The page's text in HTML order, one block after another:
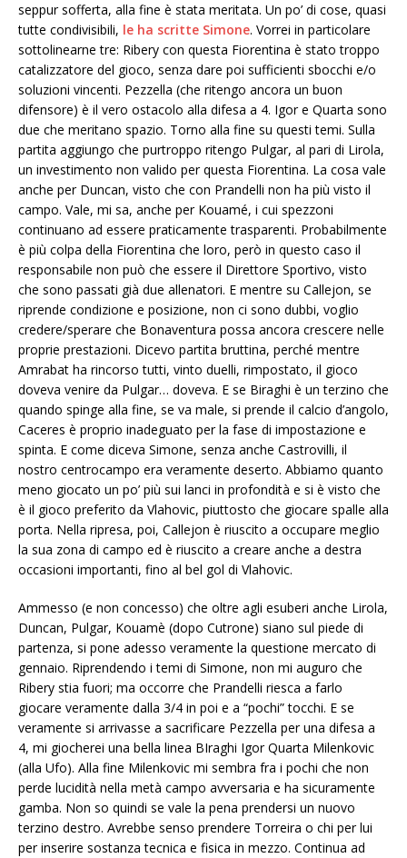
seppur sofferta, alla fine è stata meritata. Un po’ di cose, quasi
tutte condivisibili, le ha scritte Simone. Vorrei in particolare
sottolinearne tre: Ribery con questa Fiorentina è stato troppo
catalizzatore del gioco, senza dare poi sufficienti sbocchi e/o
soluzioni vincenti. Pezzella (che ritengo ancora un buon
difensore) è il vero ostacolo alla difesa a 4. Igor e Quarta sono
due che meritano spazio. Torno alla fine su questi temi. Sulla
partita aggiungo che purtroppo ritengo Pulgar, al pari di Lirola,
un investimento non valido per questa Fiorentina. La cosa vale
anche per Duncan, visto che con Prandelli non ha più visto il
campo. Vale, mi sa, anche per Kouamé, i cui spezzoni
continuano ad essere praticamente trasparenti. Probabilmente
è più colpa della Fiorentina che loro, però in questo caso il
responsabile non può che essere il Direttore Sportivo, visto
che sono passati già due allenatori. E mentre su Callejon, se
riprende condizione e posizione, non ci sono dubbi, voglio
credere/sperare che Bonaventura possa ancora crescere nelle
proprie prestazioni. Dicevo partita bruttina, perché mentre
Amrabat ha rincorso tutti, vinto duelli, rimpostato, il gioco
doveva venire da Pulgar… doveva. E se Biraghi è un terzino che
quando spinge alla fine, se va male, si prende il calcio d’angolo,
Caceres è proprio inadeguato per la fase di impostazione e
spinta. E come diceva Simone, senza anche Castrovilli, il
nostro centrocampo era veramente deserto. Abbiamo quanto
meno giocato un po’ più sui lanci in profondità e si è visto che
è il gioco preferito da Vlahovic, piuttosto che giocare spalle alla
porta. Nella ripresa, poi, Callejon è riuscito a occupare meglio
la sua zona di campo ed è riuscito a creare anche a destra
occasioni importanti, fino al bel gol di Vlahovic.
Ammesso (e non concesso) che oltre agli esuberi anche Lirola,
Duncan, Pulgar, Kouamè (dopo Cutrone) siano sul piede di
partenza, si pone adesso veramente la questione mercato di
gennaio. Riprendendo i temi di Simone, non mi auguro che
Ribery stia fuori; ma occorre che Prandelli riesca a farlo
giocare veramente dalla 3/4 in poi e a “pochi” tocchi. E se
veramente si arrivasse a sacrificare Pezzella per una difesa a
4, mi giocherei una bella linea BIraghi Igor Quarta Milenkovic
(alla Ufo). Alla fine Milenkovic mi sembra fra i pochi che non
perde lucidità nella metà campo avversaria e ha sicuramente
gamba. Non so quindi se vale la pena prendersi un nuovo
terzino destro. Avrebbe senso prendere Torreira o chi per lui
per inserire sostanza tecnica e fisica in mezzo. Continua ad